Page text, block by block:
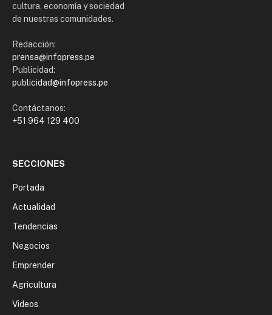
cultura, economía y sociedad
de nuestras comunidades.
Redacción:
prensa@infopress.pe
Publicidad:
publicidad@infopress.pe
Contáctanos:
+51 964 129 400
SECCIONES
Portada
Actualidad
Tendencias
Negocios
Emprender
Agricultura
Videos